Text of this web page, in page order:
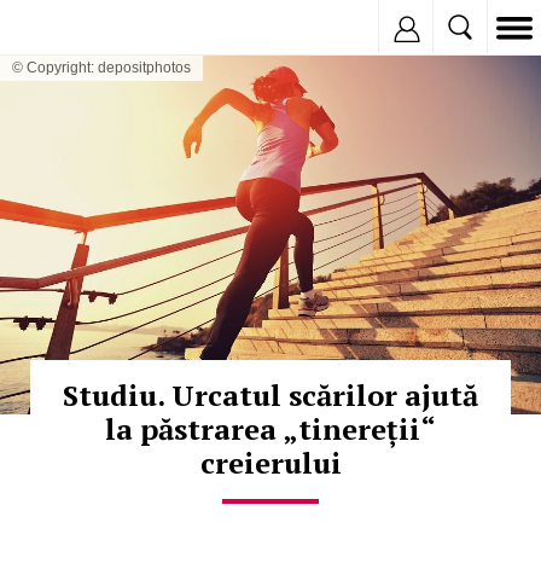
© Copyright: depositphotos
Studiu. Urcatul scărilor ajută
la păstrarea „tinereții“
creierului